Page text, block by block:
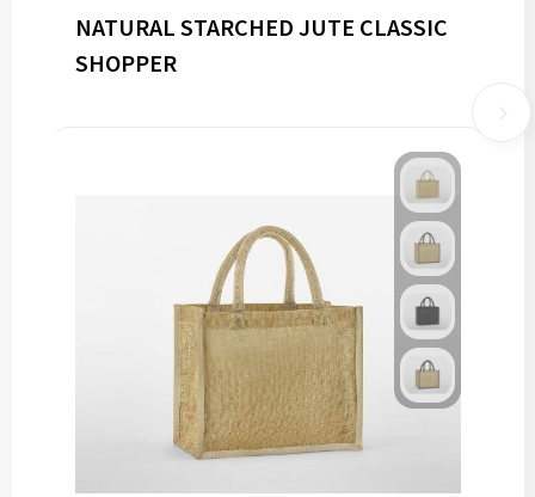
NATURAL STARCHED JUTE CLASSIC
SHOPPER